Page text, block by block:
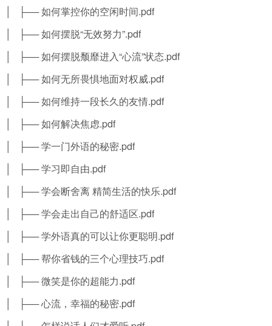
│ ├── 如何掌控你的空闲时间.pdf
│ ├── 如何摆脱“无效努力”.pdf
│ ├── 如何摆脱颓靡进入“心流”状态.pdf
│ ├── 如何无所畏惧地面对权威.pdf
│ ├── 如何维持一段长久的友情.pdf
│ ├── 如何解决焦虑.pdf
│ ├── 学一门外语的秘密.pdf
│ ├── 学习即自由.pdf
│ ├── 学会断舍离 精简生活的快乐.pdf
│ ├── 学会走出自己的舒适区.pdf
│ ├── 学外语真的可以让你更聪明.pdf
│ ├── 帮你省钱的三个心理技巧.pdf
│ ├── 微笑是你的超能力.pdf
│ ├── 心流，幸福的秘密.pdf